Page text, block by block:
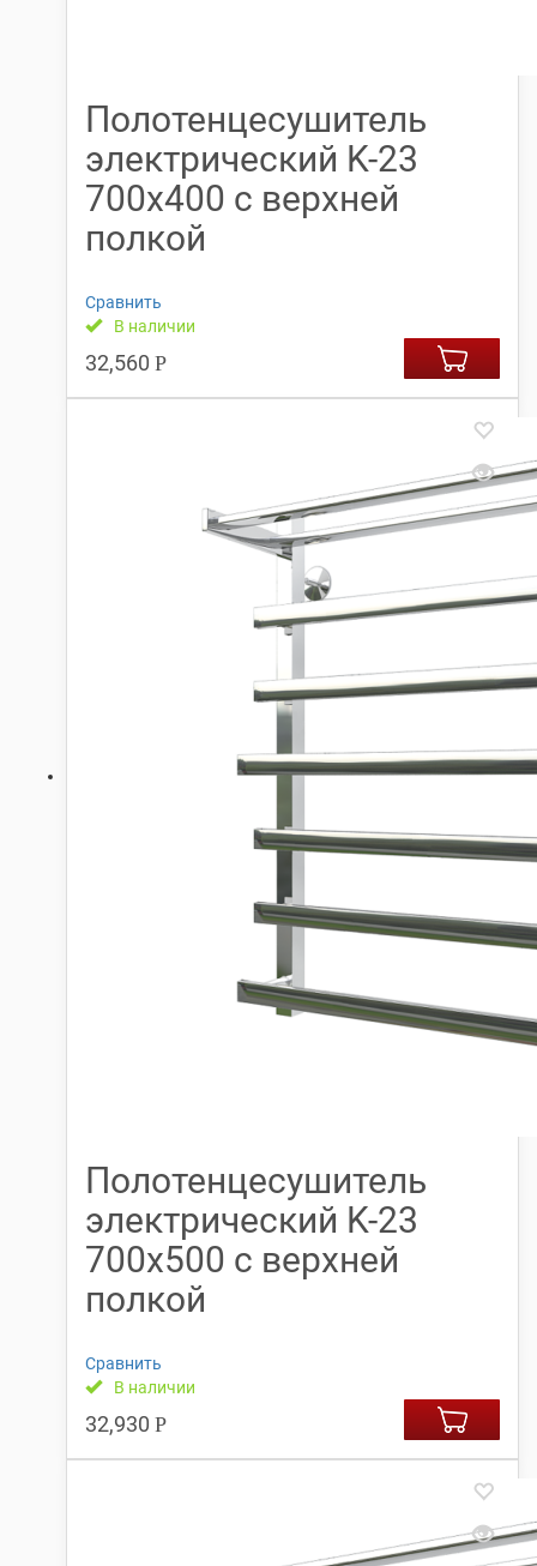
Полотенцесушитель
электрический K-23
700х400 с верхней
полкой
Сравнить
В наличии
32,560 Р
Полотенцесушитель
электрический K-23
700х500 с верхней
полкой
Сравнить
В наличии
32,930 Р